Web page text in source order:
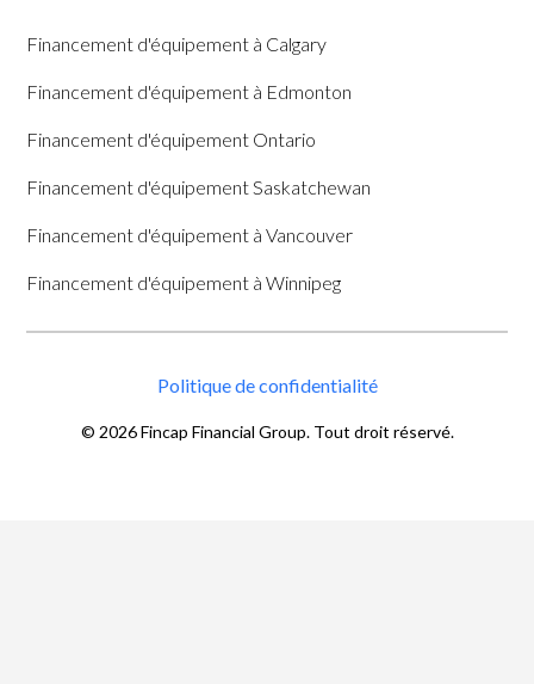
Financement d'équipement à Calgary
Financement d'équipement à Edmonton
Financement d'équipement Ontario
Financement d'équipement Saskatchewan
Financement d'équipement à Vancouver
Financement d'équipement à Winnipeg
© 2026Fincap Financial Group. Tout droit réservé.
Politique de confidentialité